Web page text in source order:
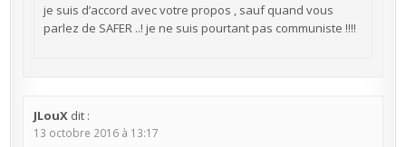
je suis d’accord avec votre propos , sauf quand vous
parlez de SAFER ..! je ne suis pourtant pas communiste !!!!
JLouX dit :
13 octobre 2016 à 13:17